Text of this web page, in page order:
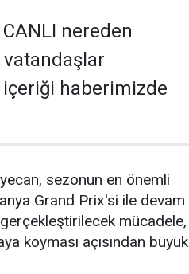
nereden
haberimizde
sezonun en önemli
Grand Prix'si ile devam
mücadele,
koyması açısından büyük